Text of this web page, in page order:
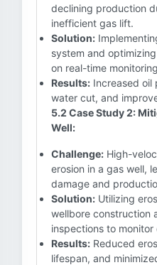
declining production
inefficient gas lift.
Solution:
system and
on real-time
Results: Increased oil
water cut, and
5.2 Case Study 2:
Well:
Challenge: High-
erosion in a gas well,
damage and
Solution: Utilizing
wellbore construction
inspections to monitor
Results: Reduced
lifespan, and